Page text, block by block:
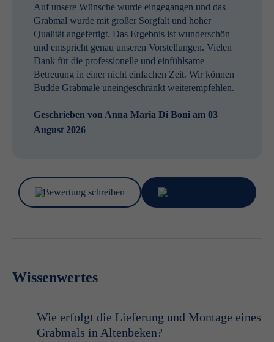
Auf unsere Wünsche wurde eingegangen und das
Grabmal wurde mit großer Sorgfalt und hoher
Qualität angefertigt. Das Ergebnis ist wunderschön
und entspricht genau unseren Vorstellungen. Vielen
Dank für die professionelle und einfühlsame
Betreuung in einer nicht einfachen Zeit. Wir können
Budde Grabmale uneingeschränkt weiterempfehlen.
Geschrieben von Anna Maria Di Boni am 03
August 2026
Bewertung schreiben Bewertungen lesen
Wissenwertes
Wie erfolgt die Lieferung und Montage eines
Grabmals in Altenbeken?